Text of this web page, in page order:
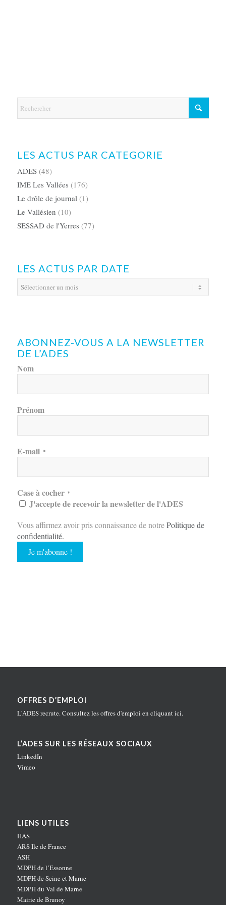
LES ACTUS PAR CATEGORIE
ADES(48)
IME Les Vallées (176)
Le drôle de journal (1)
Le Vallésien (10)
SESSAD de l'Yerres (77)
LES ACTUS PAR DATE
ABONNEZ-VOUS A LA NEWSLETTER
DE L’ADES
Nom
Prénom
E-mail *
Case à cocher *
J'accepte de recevoir la newsletter de l'ADES
Vous affirmez avoir pris connaissance de notrePolitique de
confidentialité.
OFFRES D’EMPLOI
L'ADES recrute. Consultez les offres d'emploi en cliquant ici.
L’ADES SUR LES RÉSEAUX SOCIAUX
LinkedIn
Vimeo
LIENS UTILES
HAS
ARS Ile de France
ASH
MDPH de l’Essonne
MDPH de Seine et Marne
MDPH du Val de Marne
Mairie de Brunoy